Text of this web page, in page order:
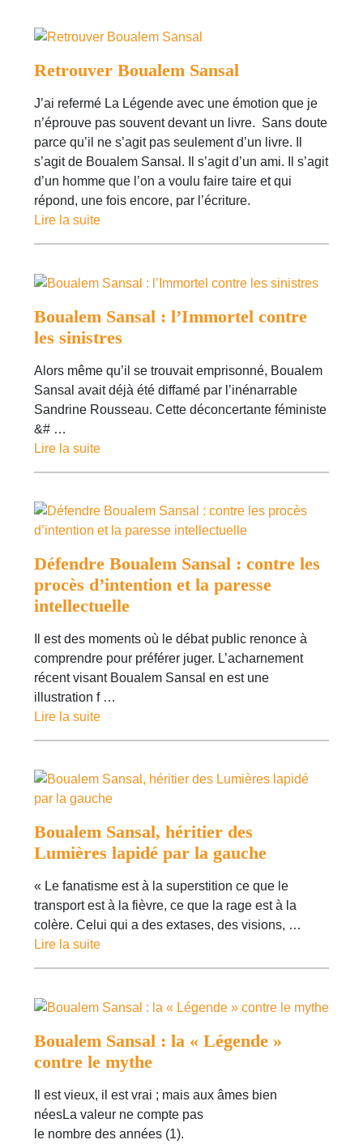
Retrouver Boualem Sansal
J’ai refermé La Légende avec une émotion que je
n’éprouve pas souvent devant un livre. Sans doute
parce qu’il ne s’agit pas seulement d’un livre. Il
s’agit de Boualem Sansal. Il s’agit d’un ami. Il s’agit
d’un homme que l’on a voulu faire taire et qui
répond, une fois encore, par l’écriture.
Lire la suite
Boualem Sansal : l’Immortel contre
les sinistres
Alors même qu’il se trouvait emprisonné, Boualem
Sansal avait déjà été diffamé par l’inénarrable
Sandrine Rousseau. Cette déconcertante féministe
&# …
Lire la suite
Défendre Boualem Sansal : contre les
procès d’intention et la paresse
intellectuelle
Il est des moments où le débat public renonce à
comprendre pour préférer juger. L’acharnement
récent visant Boualem Sansal en est une
illustration f …
Lire la suite
Boualem Sansal, héritier des
Lumières lapidé par la gauche
« Le fanatisme est à la superstition ce que le
transport est à la fièvre, ce que la rage est à la
colère. Celui qui a des extases, des visions, …
Lire la suite
Boualem Sansal : la « Légende »
contre le mythe
Il est vieux, il est vrai ; mais aux âmes bien
néesLa valeur ne compte pas
le nombre des années (1).